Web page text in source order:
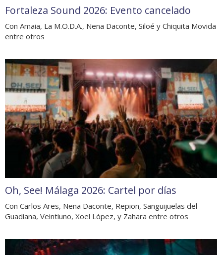
Fortaleza Sound 2026: Evento cancelado
Con Amaia, La M.O.D.A., Nena Daconte, Siloé y Chiquita Movida
entre otros
Oh, See! Málaga 2026: Cartel por días
Con Carlos Ares, Nena Daconte, Repion, Sanguijuelas del
Guadiana, Veintiuno, Xoel López, y Zahara entre otros